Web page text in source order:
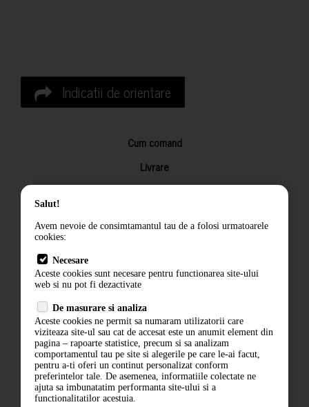
Indicatii de orientare
Cum comand
Livrare
Returnarea produselor
Termeni si conditii
Politica de confidentialitate
ANPC
Salut!
Avem nevoie de consimtamantul tau de a folosi urmatoarele
cookies:
Necesare
Aceste cookies sunt necesare pentru functionarea site-ului
web si nu pot fi dezactivate
De masurare si analiza
Aceste cookies ne permit sa numaram utilizatorii care
viziteaza site-ul sau cat de accesat este un anumit element din
pagina – rapoarte statistice, precum si sa analizam
comportamentul tau pe site si alegerile pe care le-ai facut,
pentru a-ti oferi un continut personalizat conform
preferintelor tale. De asemenea, informatiile colectate ne
ajuta sa imbunatatim performanta site-ului si a
functionalitatilor acestuia.